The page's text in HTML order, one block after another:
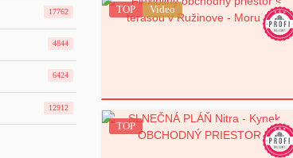
17762
4844
6424
12912
TOP Video
TOP